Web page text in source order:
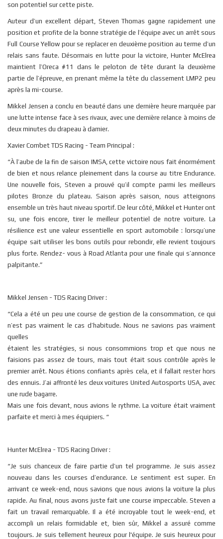
son potentiel sur cette piste.
Auteur d’un excellent départ, Steven Thomas gagne rapidement une
position et profite de la bonne stratégie de l’équipe avec un arrêt sous
Full Course Yellow pour se replacer en deuxième position au terme d’un
relais sans faute. Désormais en lutte pour la victoire, Hunter McElrea
maintient l’Oreca #11 dans le peloton de tête durant la deuxième
partie de l’épreuve, en prenant même la tête du classement LMP2 peu
après la mi-course.
Mikkel Jensen a conclu en beauté dans une dernière heure marquée par
une lutte intense face à ses rivaux, avec une dernière relance à moins de
deux minutes du drapeau à damier.
Xavier Combet TDS Racing - Team Principal :
“À l’aube de la fin de saison IMSA, cette victoire nous fait énormément
de bien et nous relance pleinement dans la course au titre Endurance.
Une nouvelle fois, Steven a prouvé qu’il compte parmi les meilleurs
pilotes Bronze du plateau. Saison après saison, nous atteignons
ensemble un très haut niveau sportif. De leur côté, Mikkel et Hunter ont
su, une fois encore, tirer le meilleur potentiel de notre voiture. La
résilience est une valeur essentielle en sport automobile : lorsqu’une
équipe sait utiliser les bons outils pour rebondir, elle revient toujours
plus forte. Rendez- vous à Road Atlanta pour une finale qui s’annonce
palpitante.”
Mikkel Jensen - TDS Racing Driver :
“Cela a été un peu une course de gestion de la consommation, ce qui
n’est pas vraiment le cas d’habitude. Nous ne savions pas vraiment
quelles
étaient les stratégies, si nous consommions trop et que nous ne
faisions pas assez de tours, mais tout était sous contrôle après le
premier arrêt. Nous étions confiants après cela, et il fallait rester hors
des ennuis. J’ai affronté les deux voitures United Autosports USA, avec
une rude bagarre.
Mais une fois devant, nous avions le rythme. La voiture était vraiment
parfaite et merci à mes équipiers. “
Hunter McElrea - TDS Racing Driver :
“Je suis chanceux de faire partie d’un tel programme. Je suis assez
nouveau dans les courses d’endurance. Le sentiment est super. En
arrivant ce week-end, nous savions que nous avions la voiture la plus
rapide. Au final, nous avons juste fait une course impeccable. Steven a
fait un travail remarquable. Il a été incroyable tout le week-end, et
accompli un relais formidable et, bien sûr, Mikkel a assuré comme
toujours. Je suis tellement heureux pour l'équipe. Je suis heureux pour